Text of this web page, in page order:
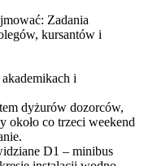
Zadania
kursantów i
i
dyżurów dozorców,
około co trzeci weekend
D1 – minibus